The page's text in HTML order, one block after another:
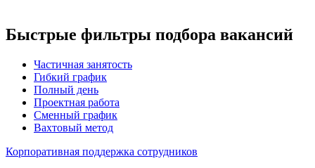
Быстрые фильтры подбора вакансий
Частичная занятость
Гибкий график
Полный день
Проектная работа
Сменный график
Вахтовый метод
Корпоративная поддержка сотрудников